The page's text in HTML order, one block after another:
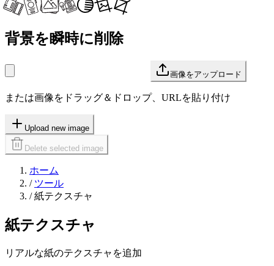
背景を瞬時に削除
画像をアップロード
または画像をドラッグ＆ドロップ、URLを貼り付け
Upload new image
Delete selected image
ホーム
/ ツール
/ 紙テクスチャ
紙テクスチャ
リアルな紙のテクスチャを追加